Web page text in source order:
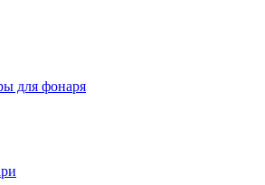
для фонаря